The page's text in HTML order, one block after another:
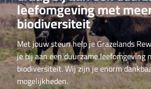
leefomgeving met
biodiversiteit
Met jouw steun help je Grazelands
je bij aan een duurzame leefomgeving
biodiversiteit. Wij zijn je enorm
mogelijkheden.